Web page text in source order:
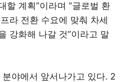
할 계획”이라며 “글로벌 환
라 전환 수요에 맞춰 차세
강화해 나갈 것”이라고 말
야에서 앞서나가고 있다. 2